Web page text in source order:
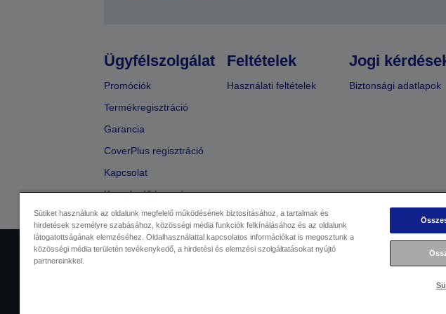
Ügyfélszolgálat
Promóciók
Termékregisztráció
Garancia
CoverPlus regisztráció
Kapcsolat
Kereskedő keresése
Feltételek
Használati feltételek
Jogi
Biztonsági adatlapok
Kereskedelmi központ Adatvédelmi nyilatkozat EU Data
Az Epson
Sütiket használunk az oldalunk megfelelő működésének biztosításához, a tartalmak és
hirdetések személyre szabásához, közösségi média funkciók felkínálásához és az oldalunk
látogatottságának elemzéséhez. Oldalhasználattal kapcsolatos információkat is megosztunk a
közösségi média területén tevékenykedő, a hirdetési és elemzési szolgáltatásokat nyújtó
partnereinkkel.